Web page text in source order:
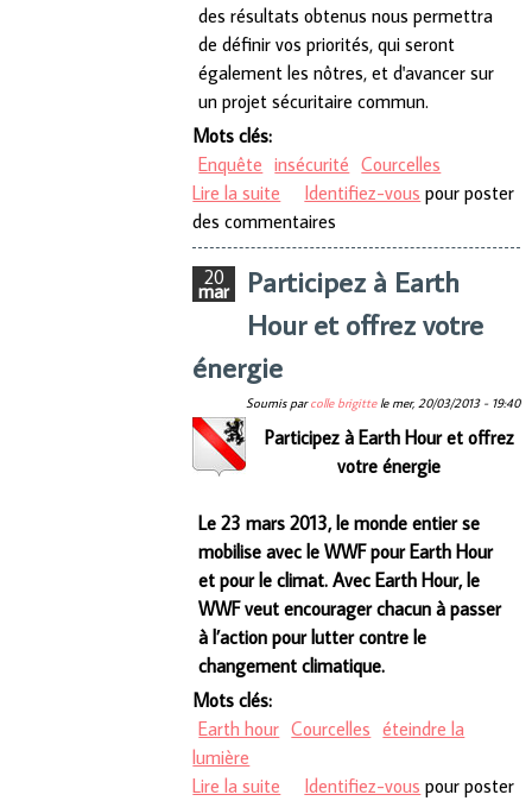
des résultats obtenus nous permettra
de définir vos priorités, qui seront
également les nôtres, et d'avancer sur
un projet sécuritaire commun.
Mots clés:
Enquête insécurité Courcelles
Lire la suite de Enquête sur le sentiment
d’insécurité
Identifiez-vous pour poster
des commentaires
20
mar
Participez à Earth
Hour et offrez votre
énergie
Soumis parcolle brigittele mer, 20/03/2013 - 19:40
Participez à Earth Hour et offrez
votre énergie
Le 23 mars 2013, le monde entier se
mobilise avec le WWF pour Earth Hour
et pour le climat. Avec Earth Hour, le
WWF veut encourager chacun à passer
à l’action pour lutter contre le
changement climatique.
Mots clés:
Earth hour Courcelles éteindre la
lumière
Lire la suite de Participez à Earth Hour et
Identifiez-vous pour poster